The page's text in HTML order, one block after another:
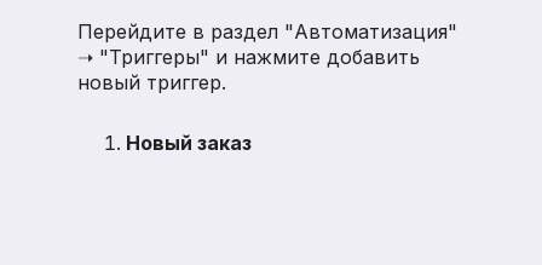
Перейдите в раздел "Автоматизация"
➝ "Триггеры" и нажмите добавить
новый триггер.
Новый заказ